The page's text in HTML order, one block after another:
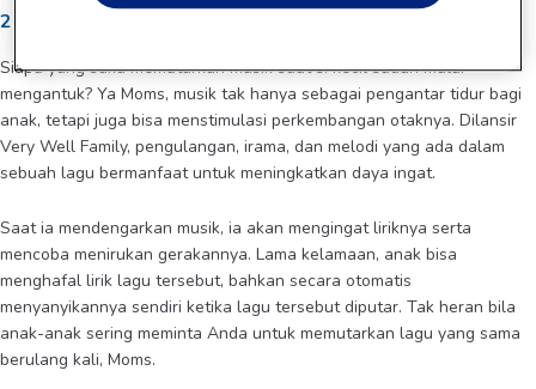
2. Bernyanyi bersama
Siapa yang suka memutarkan musik saat si kecil sudah mulai
mengantuk? Ya Moms, musik tak hanya sebagai pengantar tidur bagi
anak, tetapi juga bisa menstimulasi perkembangan otaknya. Dilansir
Very Well Family, pengulangan, irama, dan melodi yang ada dalam
sebuah lagu bermanfaat untuk meningkatkan daya ingat.
Saat ia mendengarkan musik, ia akan mengingat liriknya serta
mencoba menirukan gerakannya. Lama kelamaan, anak bisa
menghafal lirik lagu tersebut, bahkan secara otomatis
menyanyikannya sendiri ketika lagu tersebut diputar. Tak heran bila
anak-anak sering meminta Anda untuk memutarkan lagu yang sama
berulang kali, Moms.